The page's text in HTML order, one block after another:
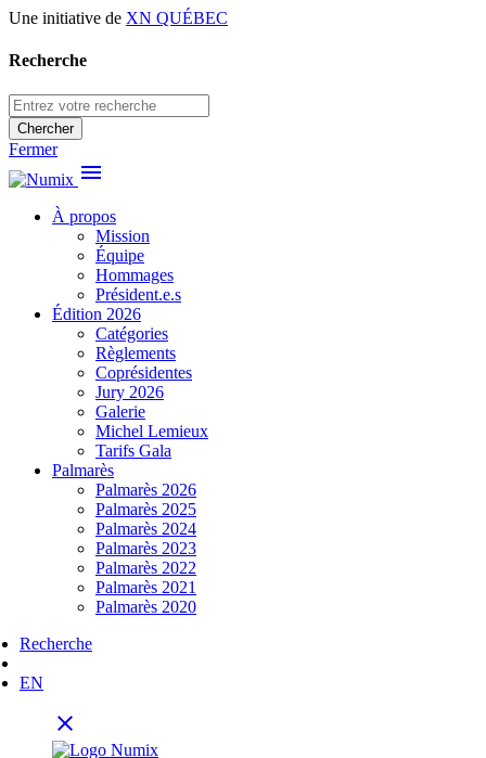
Une initiative de XN QUÉBEC
Recherche
Chercher
Fermer
menu
À propos
Mission
Équipe
Hommages
Président.e.s
Édition 2026
Catégories
Règlements
Coprésidentes
Jury 2026
Galerie
Michel Lemieux
Tarifs Gala
Palmarès
Palmarès 2026
Palmarès 2025
Palmarès 2024
Palmarès 2023
Palmarès 2022
Palmarès 2021
Palmarès 2020
Recherche
EN
close